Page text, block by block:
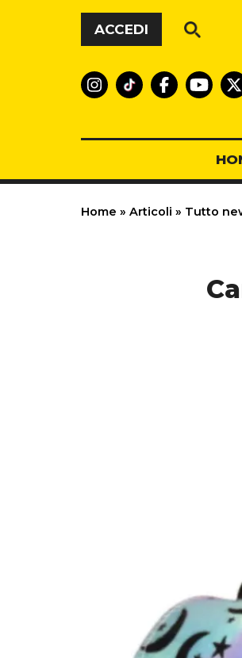
Vai al contenuto
ACCEDI
Home » Articoli » Tutto